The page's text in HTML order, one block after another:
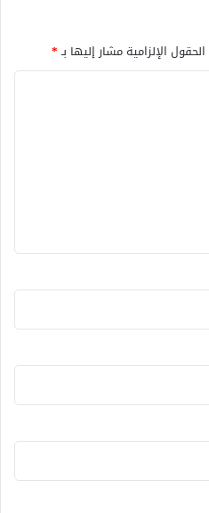
الحقول الإلزامية مشار إليها بـ*